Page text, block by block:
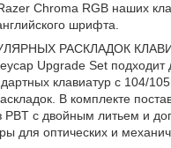
Chroma RGB наших
шрифта.
РАСКЛАДОК
Upgrade Set подходит
клавиатур с 104/
В комплекте
PBT с двойным литьем и
для оптических и